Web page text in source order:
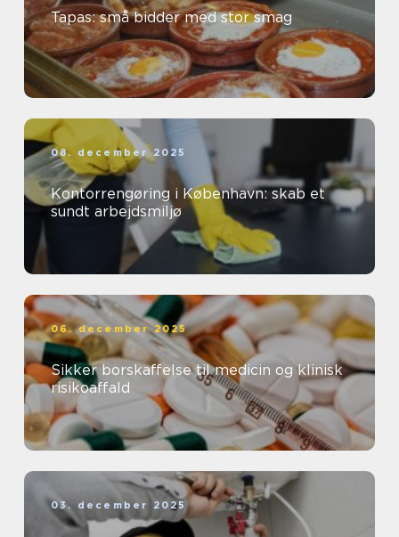
Tapas: små bidder med stor smag
08. december 2025
Kontorrengøring i København: skab et
sundt arbejdsmiljø
06. december 2025
Sikker borskaffelse til medicin og klinisk
risikoaffald
03. december 2025